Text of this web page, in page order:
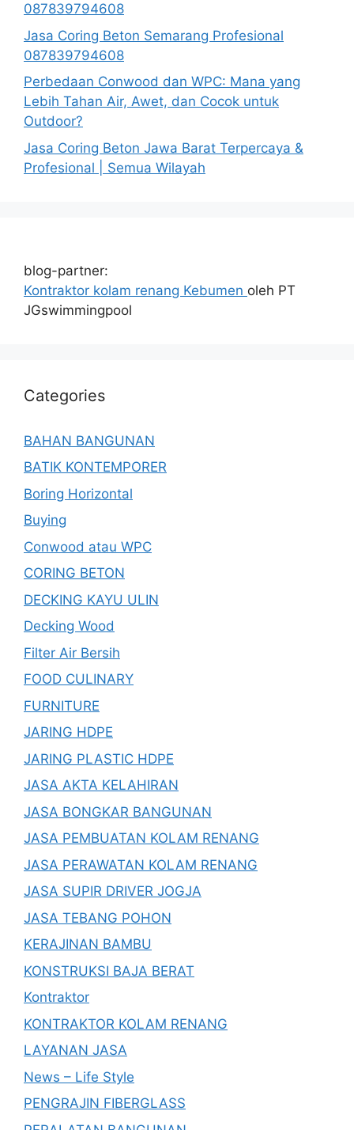
087839794608
Jasa Coring Beton Semarang Profesional
087839794608
Perbedaan Conwood dan WPC: Mana yang
Lebih Tahan Air, Awet, dan Cocok untuk
Outdoor?
Jasa Coring Beton Jawa Barat Terpercaya &
Profesional | Semua Wilayah
blog-partner:
Kontraktor kolam renang Kebumen oleh PT
JGswimmingpool
Categories
BAHAN BANGUNAN
BATIK KONTEMPORER
Boring Horizontal
Buying
Conwood atau WPC
CORING BETON
DECKING KAYU ULIN
Decking Wood
Filter Air Bersih
FOOD CULINARY
FURNITURE
JARING HDPE
JARING PLASTIC HDPE
JASA AKTA KELAHIRAN
JASA BONGKAR BANGUNAN
JASA PEMBUATAN KOLAM RENANG
JASA PERAWATAN KOLAM RENANG
JASA SUPIR DRIVER JOGJA
JASA TEBANG POHON
KERAJINAN BAMBU
KONSTRUKSI BAJA BERAT
Kontraktor
KONTRAKTOR KOLAM RENANG
LAYANAN JASA
News – Life Style
PENGRAJIN FIBERGLASS